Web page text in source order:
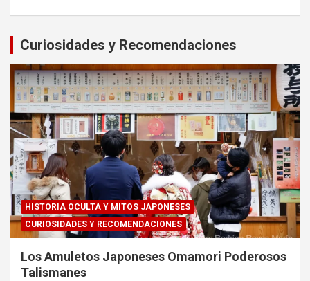
Curiosidades y Recomendaciones
HISTORIA OCULTA Y MITOS JAPONESES
CURIOSIDADES Y RECOMENDACIONES
Los Amuletos Japoneses Omamori Poderosos
Talismanes